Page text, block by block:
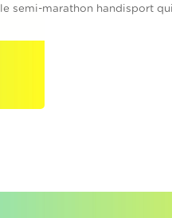
le semi-marathon handisport